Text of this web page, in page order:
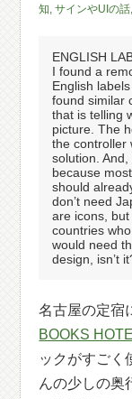
知,サインやUIの話,
ENGLISH
I found a
English
found similar
that is telling
picture. The
the controller
solution. And,
because
should
don’t need
are icons,
countries
would need
design, isn’t
名古屋の定宿
BOOKS
ックがすごく
んの少しの奥